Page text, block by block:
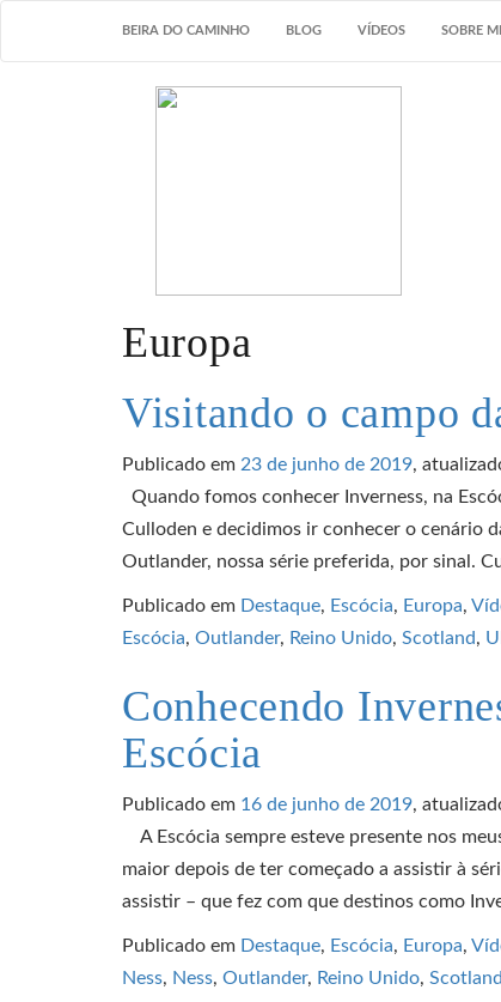
BEIRA DO CAMINHO BLOG VÍDEOS SOBRE
Europa
Visitando o campo
Publicado em 23 de junho de 2019,
Quando fomos conhecer Inverness, na
Culloden e decidimos ir conhecer o cenário
Outlander, nossa série preferida, por sinal.
Publicado em Destaque, Escócia, Europa,
Escócia, Outlander, Reino Unido, Scotland,
Conhecendo
Escócia
Publicado em 16 de junho de 2019,
A Escócia sempre esteve presente nos
maior depois de ter começado a assistir à
assistir – que fez com que destinos como
Publicado em Destaque, Escócia, Europa,
Ness, Ness, Outlander, Reino Unido, Scotland